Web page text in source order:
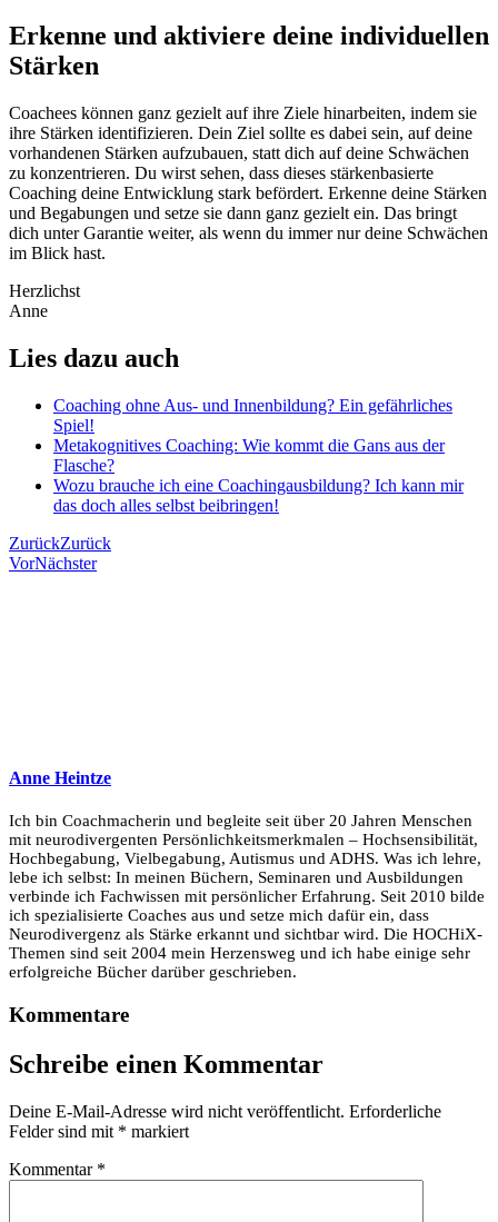
Erkenne und aktiviere deine individuellen
Stärken
Coachees können ganz gezielt auf ihre Ziele hinarbeiten, indem sie
ihre Stärken identifizieren. Dein Ziel sollte es dabei sein, auf deine
vorhandenen Stärken aufzubauen, statt dich auf deine Schwächen
zu konzentrieren. Du wirst sehen, dass dieses stärkenbasierte
Coaching deine Entwicklung stark befördert. Erkenne deine Stärken
und Begabungen und setze sie dann ganz gezielt ein. Das bringt
dich unter Garantie weiter, als wenn du immer nur deine Schwächen
im Blick hast.
Herzlichst
Anne
Lies dazu auch
Coaching ohne Aus- und Innenbildung? Ein gefährliches
Spiel!
Metakognitives Coaching: Wie kommt die Gans aus der
Flasche?
Wozu brauche ich eine Coachingausbildung? Ich kann mir
das doch alles selbst beibringen!
ZurückZurück
VorNächster
Anne Heintze
Ich bin Coachmacherin und begleite seit über 20 Jahren Menschen
mit neurodivergenten Persönlichkeitsmerkmalen – Hochsensibilität,
Hochbegabung, Vielbegabung, Autismus und ADHS. Was ich lehre,
lebe ich selbst: In meinen Büchern, Seminaren und Ausbildungen
verbinde ich Fachwissen mit persönlicher Erfahrung. Seit 2010 bilde
ich spezialisierte Coaches aus und setze mich dafür ein, dass
Neurodivergenz als Stärke erkannt und sichtbar wird. Die HOCHiX-
Themen sind seit 2004 mein Herzensweg und ich habe einige sehr
erfolgreiche Bücher darüber geschrieben.
Kommentare
Schreibe einen Kommentar
Deine E-Mail-Adresse wird nicht veröffentlicht. Erforderliche
Felder sind mit * markiert
Kommentar *